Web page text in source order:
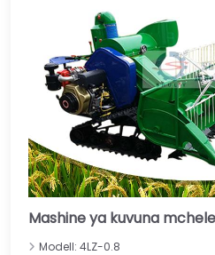
Mashine ya kuvuna
Modell: 4LZ-0.8